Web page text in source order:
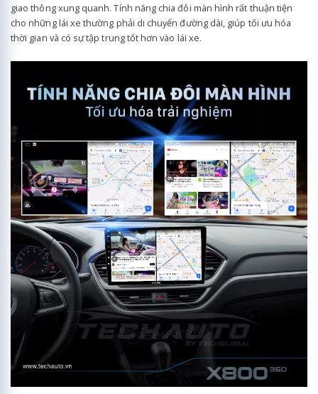
giao thông xung quanh. Tính năng chia đôi màn hình rất thuận tiện
cho những lái xe thường phải di chuyển đường dài, giúp tối ưu hóa
thời gian và có sự tập trung tốt hơn vào lái xe.